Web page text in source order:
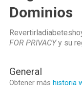
Dominios
FOR PRIVACYy su
General
Obtener más historia